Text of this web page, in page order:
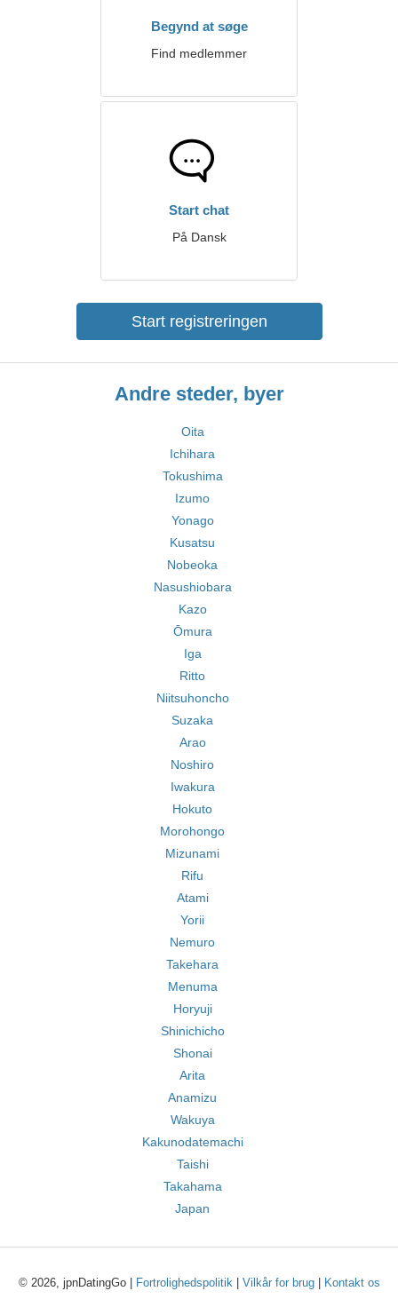
Begynd at søge
Find medlemmer
Start chat
På Dansk
Start registreringen
Andre steder, byer
Oita
Ichihara
Tokushima
Izumo
Yonago
Kusatsu
Nobeoka
Nasushiobara
Kazo
Ōmura
Iga
Ritto
Niitsuhoncho
Suzaka
Arao
Noshiro
Iwakura
Hokuto
Morohongo
Mizunami
Rifu
Atami
Yorii
Nemuro
Takehara
Menuma
Horyuji
Shinichicho
Shonai
Arita
Anamizu
Wakuya
Kakunodatemachi
Taishi
Takahama
Japan
© 2026, jpnDatingGo | Fortrolighedspolitik| Vilkår for brug| Kontakt os